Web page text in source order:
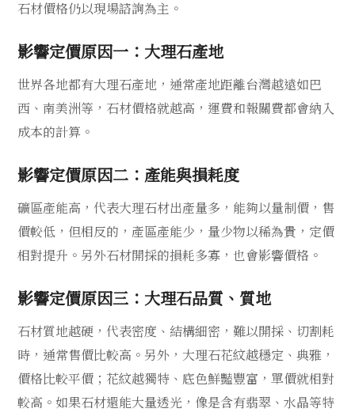
石材價格仍以現場諮詢為主。
影響定價原因一：大理石產地
世界各地都有大理石產地，通常產地距離台灣越遠如巴
西、南美洲等，石材價格就越高，運費和報關費都會納入
成本的計算。
影響定價原因二：產能與損耗度
礦區產能高，代表大理石材出產量多，能夠以量制價，售
價較低，但相反的，產區產能少，量少物以稀為貴，定價
相對提升。另外石材開採的損耗多寡，也會影響價格。
影響定價原因三：大理石品質、質地
石材質地越硬，代表密度、結構細密，難以開採、切割耗
時，通常售價比較高。另外，大理石花紋越穩定、典雅，
價格比較平價；花紋越獨特、底色鮮豔豐富，單價就相對
較高。如果石材還能大量透光，像是含有翡翠、水晶等特